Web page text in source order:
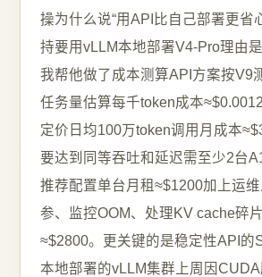
操为什么说“用API比自己部署更省
持要用vLLM本地部署V4-Pro理由是
我帮他做了成本测算API方案按V9
任务量估算每千token成本
定价日均100万token调用月成本
要达到同等吞吐和延迟需至少2台
推荐配置单台月租≈$1200加上运
参、监控OOM、处理KV cache碎
≈$2800。更关键的是稳定性API的
本地部署的vLLM集群上周因